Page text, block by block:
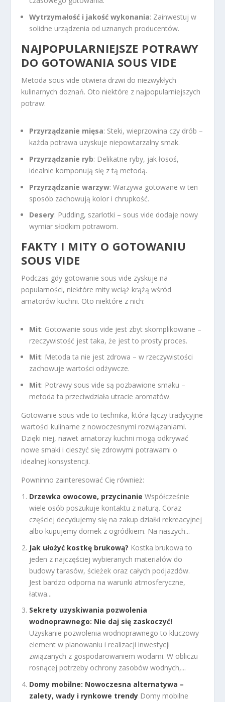
Wytrzymałość i jakość wykonania: Zainwestuj w
solidne urządzenia od uznanych producentów.
NAJPOPULARNIEJSZE POTRAWY
DO GOTOWANIA SOUS VIDE
Metoda sous vide otwiera drzwi do niezwykłych
kulinarnych doznań. Oto niektóre z najpopularniejszych
potraw:
Przyrządzanie mięsa: Steki, wieprzowina czy drób –
każda potrawa uzyskuje niepowtarzalny smak.
Przyrządzanie ryb: Delikatne ryby, jak łosoś,
idealnie komponują się z tą metodą.
Przyrządzanie warzyw: Warzywa gotowane w ten
sposób zachowują kolor i chrupkość.
Desery: Pudding, szarlotki – sous vide dodaje nowy
wymiar słodkim potrawom.
FAKTY I MITY O GOTOWANIU
SOUS VIDE
Podczas gdy gotowanie sous vide zyskuje na
popularności, niektóre mity wciąż krążą wśród
amatorów kuchni. Oto niektóre z nich:
Mit: Gotowanie sous vide jest zbyt skomplikowane –
rzeczywistość jest taka, że jest to prosty proces.
Mit: Metoda ta nie jest zdrowa – w rzeczywistości
zachowuje wartości odżywcze.
Mit: Potrawy sous vide są pozbawione smaku –
metoda ta przeciwdziała utracie aromatów.
Gotowanie sous vide to technika, która łączy tradycyjne
wartości kulinarne z nowoczesnymi rozwiązaniami.
Dzięki niej, nawet amatorzy kuchni mogą odkrywać
nowe smaki i cieszyć się zdrowymi potrawami o
idealnej konsystencji.
Powninno zainteresować Cię również:
Drzewka owocowe, przycinanie Współcześnie
wiele osób poszukuje kontaktu z naturą. Coraz
częściej decydujemy się na zakup działki rekreacyjnej
albo kupujemy domek z ogródkiem. Na naszych...
Jak ułożyć kostkę brukową? Kostka brukowa to
jeden z najczęściej wybieranych materiałów do
budowy tarasów, ścieżek oraz całych podjazdów.
Jest bardzo odporna na warunki atmosferyczne,
łatwa...
Sekrety uzyskiwania pozwolenia
wodnoprawnego: Nie daj się zaskoczyć!
Uzyskanie pozwolenia wodnoprawnego to kluczowy
element w planowaniu i realizacji inwestycji
związanych z gospodarowaniem wodami. W obliczu
rosnącej potrzeby ochrony zasobów wodnych,...
Domy mobilne: Nowoczesna alternatywa –
zalety, wady i rynkowe trendy Domy mobilne